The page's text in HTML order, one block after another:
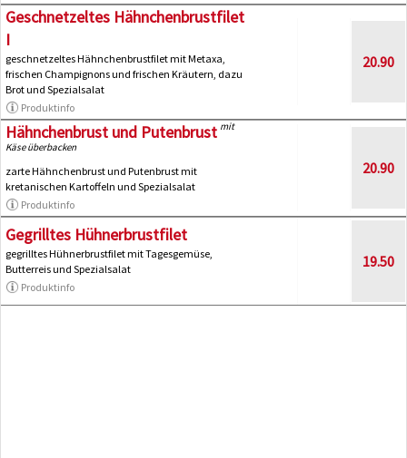
Geschnetzeltes Hähnchenbrustfilet
I
geschnetzeltes Hähnchenbrustfilet mit Metaxa,
frischen Champignons und frischen Kräutern, dazu
Brot und Spezialsalat
Produktinfo
20.90
Hähnchenbrust und Putenbrust mit
Käse überbacken
zarte Hähnchenbrust und Putenbrust mit
kretanischen Kartoffeln und Spezialsalat
Produktinfo
20.90
Gegrilltes Hühnerbrustfilet
gegrilltes Hühnerbrustfilet mit Tagesgemüse,
Butterreis und Spezialsalat
Produktinfo
19.50